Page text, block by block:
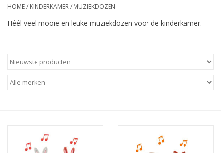
onderweg
HOME/ KINDERKAMER/ MUZIEKDOZEN
Héél veel mooie en leuke muziekdozen voor de kinderkamer.